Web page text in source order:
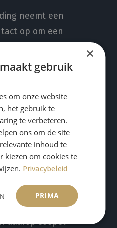
neemt een
op om een
het eerste gesprek.
ook vragen of de
moet worden. Is dit
onze specialisten
komen meestal uit
hoogte van
of rituelen. Daar
mee. Op de
ervoor dat de uitvaart
daarop soepel
×
gebruik
om onze website
het gebruik te
te verbeteren.
ons om de site
inhoud te
kiezen om cookies te
Privacybeleid
PRIMA